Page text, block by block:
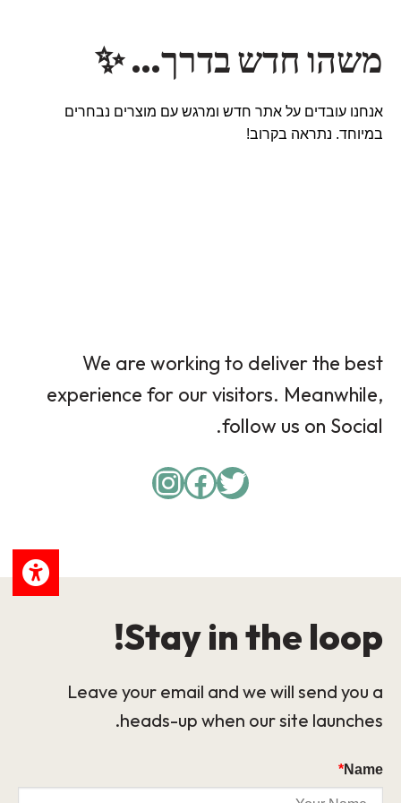
משהו חדש בדרך… ✨
אנחנו עובדים על אתר חדש ומרגש עם מוצרים נבחרים
במיוחד. נתראה בקרוב!
We are working to deliver the best
experience for our visitors. Meanwhile,
follow us on Social.
Twitter
Facebook
Instagram
Stay in the loop!
Leave your email and we will send you a
heads-up when our site launches.
Name
*